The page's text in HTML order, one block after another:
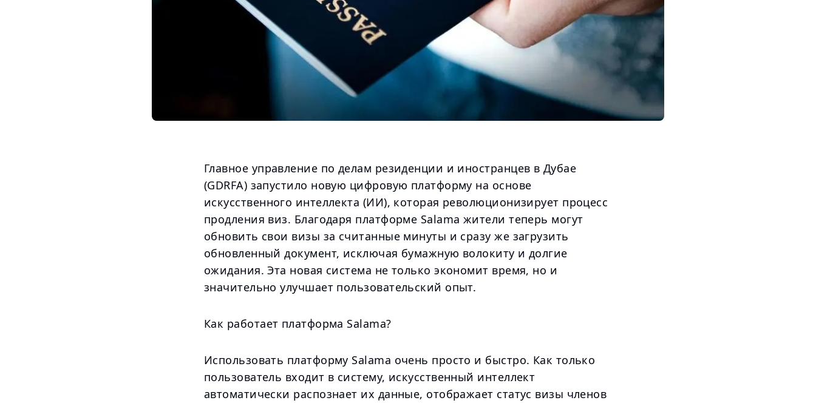
Главное управление по делам резиденции и иностранцев в Дубае
(GDRFA) запустило новую цифровую платформу на основе
искусственного интеллекта (ИИ), которая революционизирует процесс
продления виз. Благодаря платформе Salama жители теперь могут
обновить свои визы за считанные минуты и сразу же загрузить
обновленный документ, исключая бумажную волокиту и долгие
ожидания. Эта новая система не только экономит время, но и
значительно улучшает пользовательский опыт.
Как работает платформа Salama?
Использовать платформу Salama очень просто и быстро. Как только
пользователь входит в систему, искусственный интеллект
автоматически распознает их данные, отображает статус визы членов